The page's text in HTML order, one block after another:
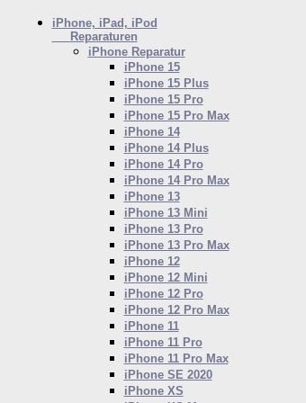
iPhone, iPad, iPod
Reparaturen
iPhoneReparatur
iPhone 15
iPhone 15 Plus
iPhone 15 Pro
iPhone 15 Pro Max
iPhone 14
iPhone 14 Plus
iPhone 14 Pro
iPhone 14 Pro Max
iPhone 13
iPhone 13 Mini
iPhone 13 Pro
iPhone 13 Pro Max
iPhone 12
iPhone 12 Mini
iPhone 12 Pro
iPhone 12 Pro Max
iPhone 11
iPhone 11 Pro
iPhone 11 Pro Max
iPhone SE 2020
iPhone XS